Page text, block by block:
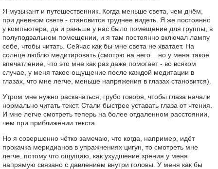
Я музыкант и путешественник. Когда меньше света, чем днём,
при дневном свете - становится труднее видеть. Я же постоянно
у компьютера, да и раньше у нас было помещение для группы, в
полуподвальном помещении, и я там постоянно включал лампу
себе, чтобы читать. Сейчас как бы мне света не хватает. На
солнце люблю медитировать (смотрю на него... но у меня такое
впечатление, что это мне как раз даже помогает - во всяком
случае, у меня такое ощущение после каждой медитации в
глазах, что мне легче, меньше напряжения в глазах становится).
Утром мне нужно раскачаться, грубо говоря, чтобы глаза начали
нормально читать текст. Стали быстрее уставать глаза от чтения.
И мне легче смотреть теперь на более отдаленном расстоянии,
чем при приближении текста.
Но я совершенно чётко замечаю, что когда, например, идёт
прокачка меридианов в упражнениях цигун, то смотреть мне
легче, потому что ощущаю, как ухудшение зрения у меня
напрямую связано с давлением внутри головы. У меня как бы